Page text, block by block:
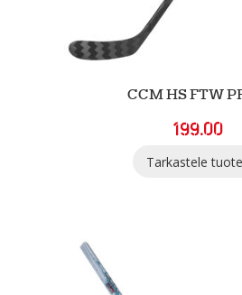
CCM HS FTW
199.00
Tarkastele